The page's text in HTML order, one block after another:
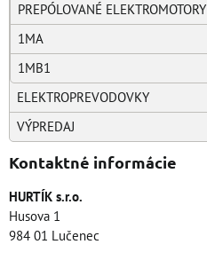
PREPÓLOVANÉ ELEKTROMOTORY
1MA
1MB1
ELEKTROPREVODOVKY
VÝPREDAJ
Kontaktné informácie
HURTÍK s.r.o.
Husova 1
984 01 Lučenec